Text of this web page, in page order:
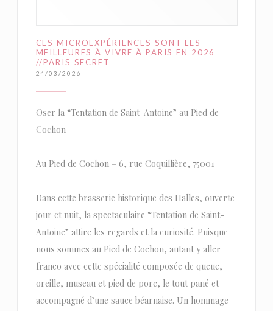
CES MICROEXPÉRIENCES SONT LES
MEILLEURES À VIVRE À PARIS EN 2026
//PARIS SECRET
24/03/2026
Oser la “Tentation de Saint-Antoine” au Pied de
Cochon
Au Pied de Cochon – 6, rue Coquillière, 75001
Dans cette brasserie historique des Halles, ouverte
jour et nuit, la spectaculaire “Tentation de Saint-
Antoine” attire les regards et la curiosité. Puisque
nous sommes au Pied de Cochon, autant y aller
franco avec cette spécialité composée de queue,
oreille, museau et pied de porc, le tout pané et
accompagné d’une sauce béarnaise. Un hommage